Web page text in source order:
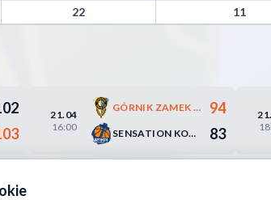
Advanced Statistics - Points from Turnovers,
22 11
21.04
16:00
GÓRNIK ZAMEK KSIĄŻ WAŁBRZYCH 94
SENSATION KOTWICA PORT MORSKI KOŁOBRZEG 83